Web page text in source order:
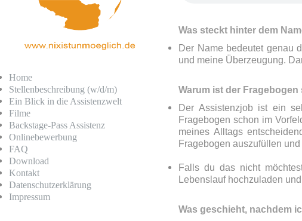
Home
Stellenbeschreibung (w/d/m)
Ein Blick in die Assistenzwelt
Filme
Backstage-Pass Assistenz
Onlinebewerbung
FAQ
Download
Kontakt
Datenschutz­erklärung
Impressum
Was steckt hinter dem
Der Name bedeutet genau
und meine Überzeugung.
Warum ist der
Der Assistenzjob ist ein
Fragebogen schon im
meines Alltags
Fragebogen auszufüllen
Falls du das nicht
Lebenslauf hochzuladen
Was geschieht, nachdem